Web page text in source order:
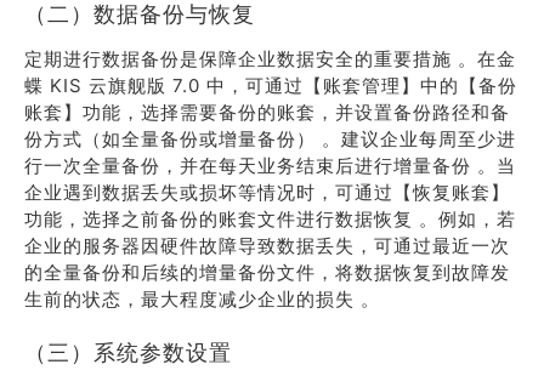
（二）数据备份与恢复
定期进行数据备份是保障企业数据安全的重要措施 。在金
蝶 KIS 云旗舰版 7.0 中，可通过【账套管理】中的【备份
账套】功能，选择需要备份的账套，并设置备份路径和备
份方式（如全量备份或增量备份） 。建议企业每周至少进
行一次全量备份，并在每天业务结束后进行增量备份 。当
企业遇到数据丢失或损坏等情况时，可通过【恢复账套】
功能，选择之前备份的账套文件进行数据恢复 。例如，若
企业的服务器因硬件故障导致数据丢失，可通过最近一次
的全量备份和后续的增量备份文件，将数据恢复到故障发
生前的状态，最大程度减少企业的损失 。
（三）系统参数设置